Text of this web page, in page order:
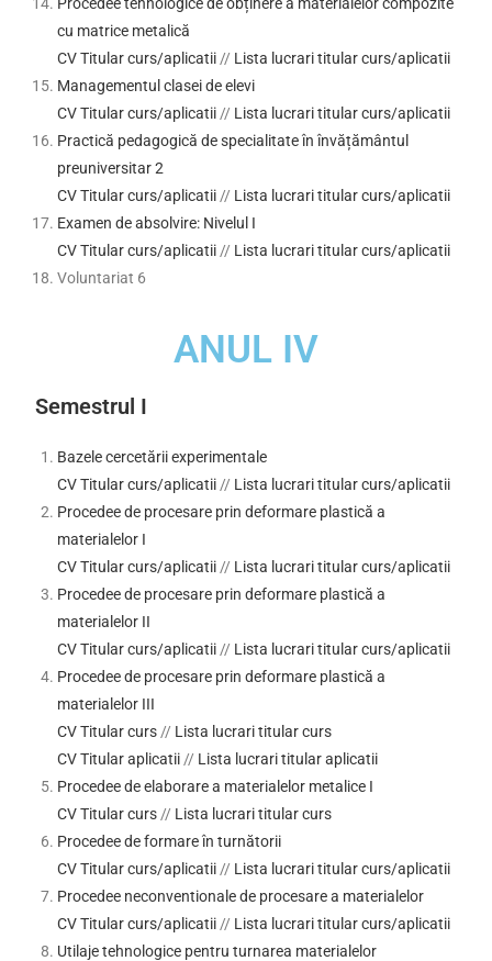
cu matrice metalică
CV Titular curs/aplicatii // Lista lucrari titular curs/aplicatii
Managementul clasei de elevi
CV Titular curs/aplicatii // Lista lucrari titular curs/aplicatii
Practică pedagogică de specialitate în învățământul
preuniversitar 2
CV Titular curs/aplicatii // Lista lucrari titular curs/aplicatii
Examen de absolvire: Nivelul I
CV Titular curs/aplicatii // Lista lucrari titular curs/aplicatii
Voluntariat 6
ANUL IV
Semestrul I
Bazele cercetării experimentale
CV Titular curs/aplicatii // Lista lucrari titular curs/aplicatii
Procedee de procesare prin deformare plastică a
materialelor I
CV Titular curs/aplicatii // Lista lucrari titular curs/aplicatii
Procedee de procesare prin deformare plastică a
materialelor II
CV Titular curs/aplicatii // Lista lucrari titular curs/aplicatii
Procedee de procesare prin deformare plastică a
materialelor III
CV Titular curs // Lista lucrari titular curs
CV Titular aplicatii // Lista lucrari titular aplicatii
Procedee de elaborare a materialelor metalice I
CV Titular curs // Lista lucrari titular curs
Procedee de formare în turnătorii
CV Titular curs/aplicatii // Lista lucrari titular curs/aplicatii
Procedee neconventionale de procesare a materialelor
CV Titular curs/aplicatii // Lista lucrari titular curs/aplicatii
Utilaje tehnologice pentru turnarea materialelor